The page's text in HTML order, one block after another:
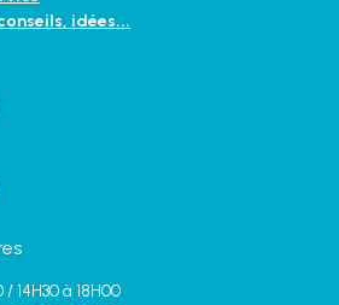
idées...
/ 14H30 à 18H00